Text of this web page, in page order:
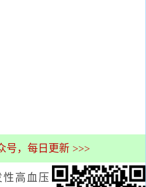
号，每日更新 >>>
高血压